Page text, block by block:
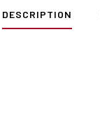
DESCRIPTION